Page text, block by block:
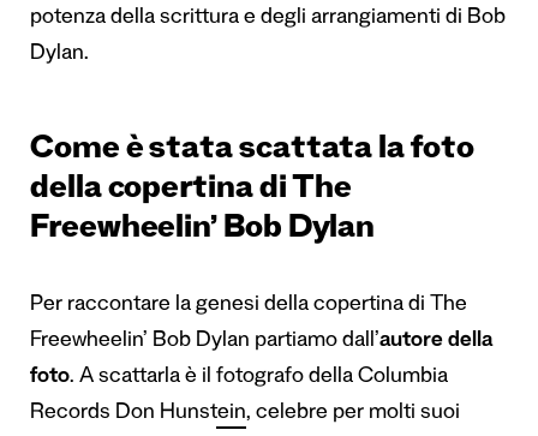
potenza della scrittura e degli arrangiamenti di Bob
Dylan.
Come è stata scattata la foto
della copertina di The
Freewheelin’ Bob Dylan
Per raccontare la genesi della copertina di The
Freewheelin’ Bob Dylan partiamo dall’autore della
foto. A scattarla è il fotografo della Columbia
Records Don Hunstein, celebre per molti suoi